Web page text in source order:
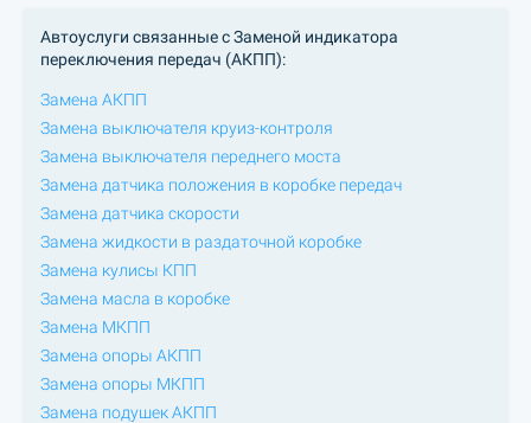
Автоуслуги связанные с Заменой индикатора
переключения передач (АКПП):
Замена АКПП
Замена выключателя круиз-контроля
Замена выключателя переднего моста
Замена датчика положения в коробке передач
Замена датчика скорости
Замена жидкости в раздаточной коробке
Замена кулисы КПП
Замена масла в коробке
Замена МКПП
Замена опоры АКПП
Замена опоры МКПП
Замена подушек АКПП